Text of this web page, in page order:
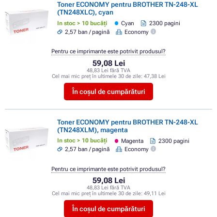
Toner ECONOMY pentru BROTHER TN-248-XL
(TN248XLC), cyan
In stoc > 10 bucăți Cyan
2300 pagini
2,57 ban / pagină
Economy
59,08 Lei
48,83 Lei fără TVA
Cel mai mic preț în ultimele 30 de zile: 47,38 Lei
În coșul de cumpărături
Pentru ce imprimante este potrivit produsul?
Toner ECONOMY pentru BROTHER TN-248-XL
(TN248XLM), magenta
In stoc > 10 bucăți Magenta
2300 pagini
2,57 ban / pagină
Economy
59,08 Lei
48,83 Lei fără TVA
Cel mai mic preț în ultimele 30 de zile: 49,11 Lei
În coșul de cumpărături
Pentru ce imprimante este potrivit produsul?